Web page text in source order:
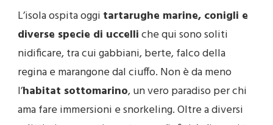
L’isola ospita oggi tartarughe marine, conigli e
diverse specie di uccelliche qui sono soliti
nidificare, tra cui gabbiani, berte, falco della
regina e marangone dal ciuffo. Non è da meno
l’habitat sottomarino, un vero paradiso per chi
ama fare immersioni e snorkeling. Oltre a diversi